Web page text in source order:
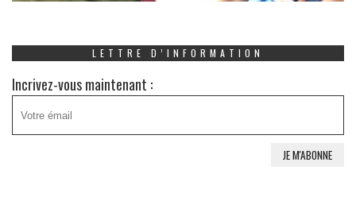
LETTRE D’INFORMATION
Incrivez-vous maintenant :